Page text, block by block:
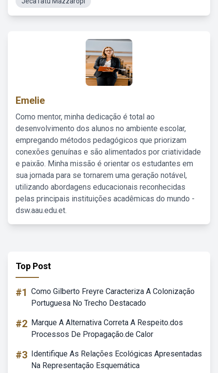
Emelie
Como mentor, minha dedicação é total ao
desenvolvimento dos alunos no ambiente escolar,
empregando métodos pedagógicos que priorizam
conexões genuínas e são alimentados por criatividade
e paixão. Minha missão é orientar os estudantes em
sua jornada para se tornarem uma geração notável,
utilizando abordagens educacionais reconhecidas
pelas principais instituições acadêmicas do mundo -
dsw.aau.edu.et.
Top Post
#1 Como Gilberto Freyre Caracteriza A Colonização
Portuguesa No Trecho Destacado
#2 Marque A Alternativa Correta A Respeito.dos
Processos De Propagação.de Calor
#3 Identifique As Relações Ecológicas Apresentadas
Na Representação Esquemática